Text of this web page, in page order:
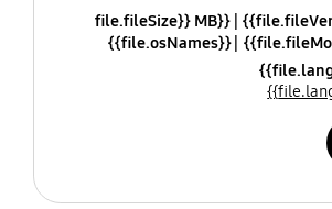
{{file.fileSize}} MB
{{file.osNames}}